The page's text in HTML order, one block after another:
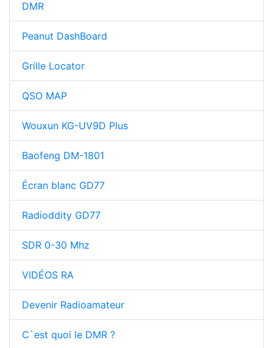
DMR
Peanut DashBoard
Grille Locator
QSO MAP
Wouxun KG-UV9D Plus
Baofeng DM-1801
Écran blanc GD77
Radioddity GD77
SDR 0-30 Mhz
VIDÉOS RA
Devenir Radioamateur
C`est quoi le DMR ?